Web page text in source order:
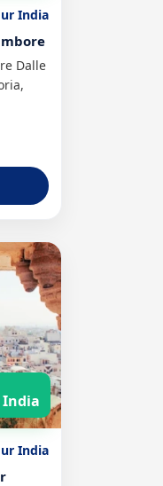
India
Dalle
India